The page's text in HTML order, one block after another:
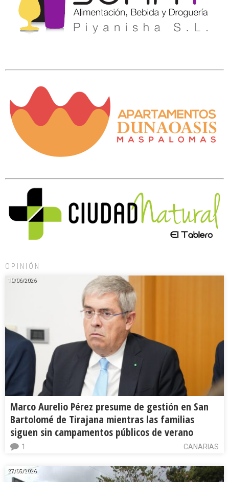
OPINIÓN
10/06/2026
Marco Aurelio Pérez presume de gestión en San
Bartolomé de Tirajana mientras las familias
siguen sin campamentos públicos de verano
CANARIAS
1
27/05/2026